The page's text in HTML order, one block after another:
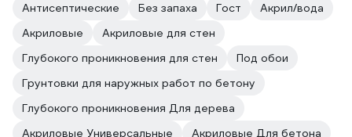
Антисептические
Без запаха Гост
Акрил/вода
Акриловые
Акриловые для стен
Глубокого проникновения для стен
Под обои
Грунтовки для наружных работ по бетону
Глубокого проникновения Для дерева
Акриловые Универсальные
Акриловые Для бетона